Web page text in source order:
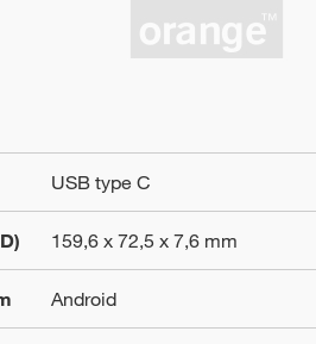
USB type C
159,6 x 72,5 x 7,6 mm
Android